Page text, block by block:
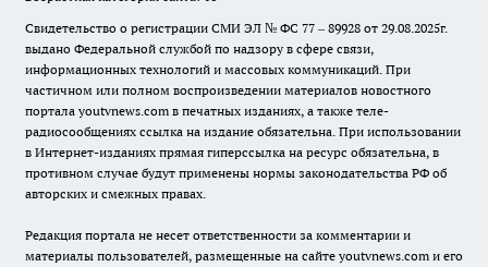
Свидетельство о регистрации СМИ ЭЛ № ФС 77 – 89928 от 29.08.2025г.
выдано Федеральной службой по надзору в сфере связи,
информационных технологий и массовых коммуникаций. При
частичном или полном воспроизведении материалов новостного
портала youtvnews.com в печатных изданиях, а также теле-
радиосообщениях ссылка на издание обязательна. При использовании
в Интернет-изданиях прямая гиперссылка на ресурс обязательна, в
противном случае будут применены нормы законодательства РФ об
авторских и смежных правах.
Редакция портала не несет ответственности за комментарии и
материалы пользователей, размещенные на сайте youtvnews.com и его